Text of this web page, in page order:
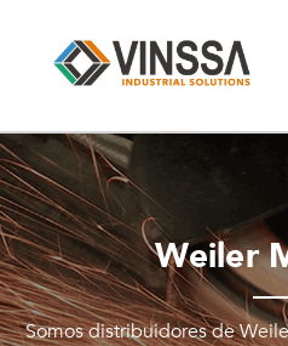
Weiler
Somos distribuidores de